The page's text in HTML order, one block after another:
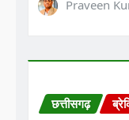
Praveen
छत्तीसगढ़